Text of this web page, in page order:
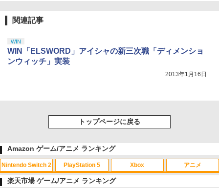
関連記事
WIN
WIN「ELSWORD」アイシャの新三次職「ディメンショ
ンウィッチ」実装
2013年1月16日
トップページに戻る
Amazon ゲーム/アニメ ランキング
Nintendo Switch 2 PlayStation 5 Xbox アニメ
楽天市場 ゲーム/アニメ ランキング